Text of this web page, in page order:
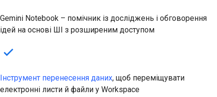
Gemini Notebook – помічник із досліджень і обговорення
ідей на основі ШІ з розширеним доступом
Інструмент перенесення даних, щоб переміщувати
електронні листи й файли у Workspace